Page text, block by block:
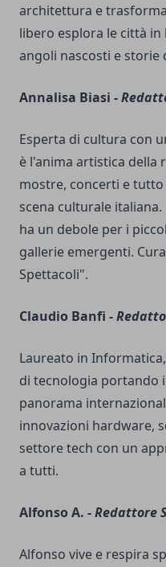
architettura e
libero esplora le città
angoli nascosti e storie
Annalisa Biasi -
Esperta di cultura con
è l'anima artistica della
mostre, concerti e
scena culturale
ha un debole per i
gallerie emergenti.
Spettacoli".
Claudio Banfi -
Laureato in
di tecnologia portando
panorama
innovazioni hardware,
settore tech con un
a tutti.
Alfonso A. -Redattore
Alfonso vive e respira